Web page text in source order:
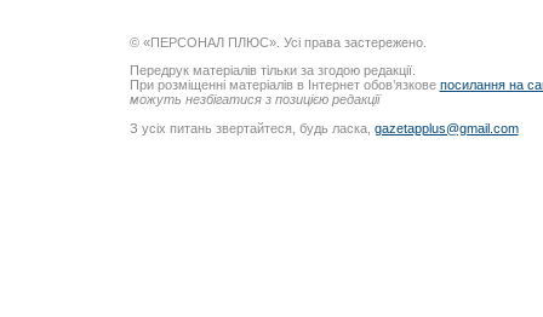
© «ПЕРСОНАЛ ПЛЮС». Усі права застережено.
Передрук матеріалів тільки за згодою редакції.
При розміщенні матеріалів в Інтернет обов’язкове посилання на
можуть незбігатися з позицією редакції
З усіх питань звертайтеся, будь ласка, gazetapplus@gmail.com